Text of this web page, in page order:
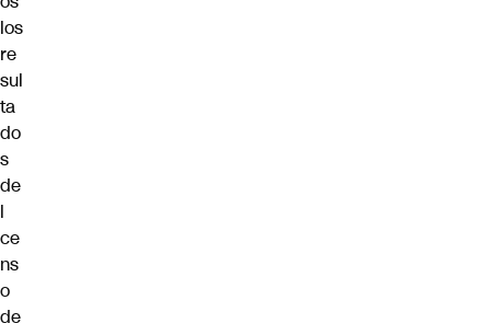
los
re
sul
ta
do
s
de
l
ce
ns
o
de